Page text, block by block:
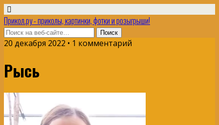
Прикол.ру - приколы, картинки, фотки и розыгрыши!
20 декабря 2022 • 1 комментарий
Рысь